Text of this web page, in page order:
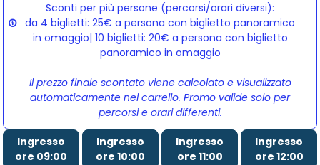
Sconti per più persone (percorsi/orari diversi):
da 4 biglietti: 25€ a persona con biglietto panoramico
in omaggio| 10 biglietti: 20€ a persona con biglietto
panoramico in omaggio
Il prezzo finale scontato viene calcolato e visualizzato
automaticamente nel carrello. Promo valide solo per
percorsi e orari differenti.
Ingresso
ore 09:00
Ingresso
ore 10:00
Ingresso
ore 11:00
Ingresso
ore 12:00